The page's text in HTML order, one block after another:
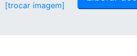
[trocar imagem]